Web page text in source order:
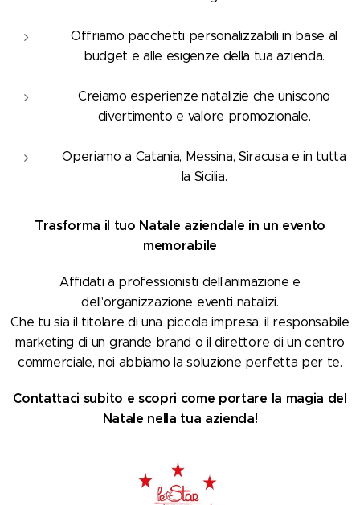
Offriamo pacchetti personalizzabili in base al
budget e alle esigenze della tua azienda.
Creiamo esperienze natalizie che uniscono
divertimento e valore promozionale.
Operiamo a Catania, Messina, Siracusa e in tutta
la Sicilia.
Trasforma il tuo Natale aziendale in un evento
memorabile
Affidati a professionisti dell'animazione e
dell'organizzazione eventi natalizi.
Che tu sia il titolare di una piccola impresa, il responsabile
marketing di un grande brand o il direttore di un centro
commerciale, noi abbiamo la soluzione perfetta per te.
Contattaci subito e scopri come portare la magia del
Natale nella tua azienda!